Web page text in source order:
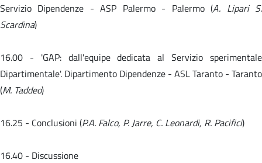
Servizio Dipendenze - ASP Palermo - Palermo (A. Lipari S.
Scardina)
16.00 - 'GAP: dall'equipe dedicata al Servizio sperimentale
Dipartimentale'. Dipartimento Dipendenze - ASL Taranto - Taranto
(M. Taddeo)
16.25 - Conclusioni (P.A. Falco, P. Jarre, C. Leonardi, R. Pacifici)
16.40 - Discussione